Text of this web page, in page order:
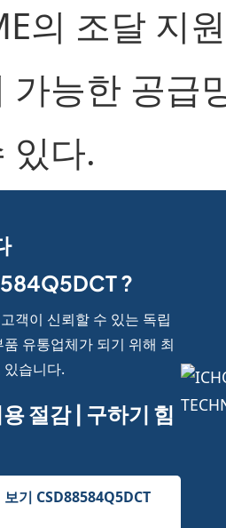
의 조달 지
가능한 공급
있다.
?
객이 신뢰할 수 있는 독립
유통업체가 되기 위해 최
습니다.
절감 | 구하기 힘
기 CSD88584Q5DCT